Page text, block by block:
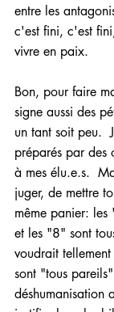
entre les
c'est fini, c'est
vivre en paix.
Bon, pour faire
signe aussi des
un tant soit peu.
préparés par des
à mes élu.e.s.
juger, de mettre
même panier:
et les "8" sont
voudrait
sont "tous
déshumanisation